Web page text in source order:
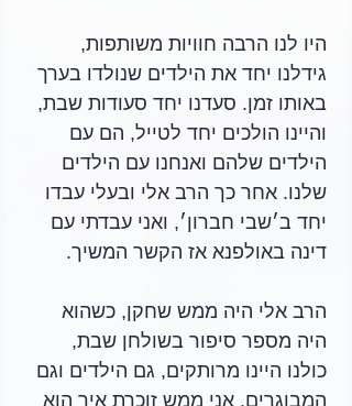
היו לנו הרבה חוויות משותפות,
גידלנו יחד את הילדים שנולדו בערך
באותו זמן. סעדנו יחד סעודות שבת,
והיינו הולכים יחד לטייל, הם עם
הילדים שלהם ואנחנו עם הילדים
שלנו. אחר כך הרב אלי ובעלי עבדו
יחד ב׳שבי חברון׳, ואני עבדתי עם
דינה באולפנא אז הקשר המשיך.
הרב אלי היה ממש שחקן, כשהוא
היה מספר סיפור בשולחן שבת,
כולנו היינו מרותקים, גם הילדים וגם
המבוגרים. אני ממש זוכרת איך הוא